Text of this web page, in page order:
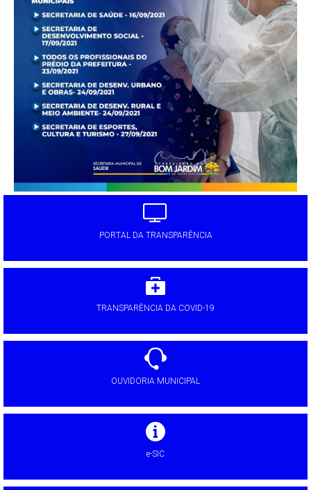
PORTAL DA TRANSPARÊNCIA
TRANSPARÊNCIA DA COVID-19
OUVIDORIA MUNICIPAL
e-SIC